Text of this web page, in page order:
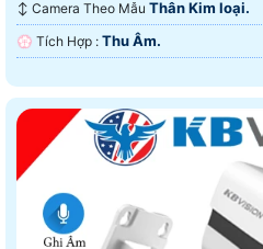
↕️ Camera Theo Mẫu Thân Kim loại.
️💮 Tích Hợp : Thu Âm.